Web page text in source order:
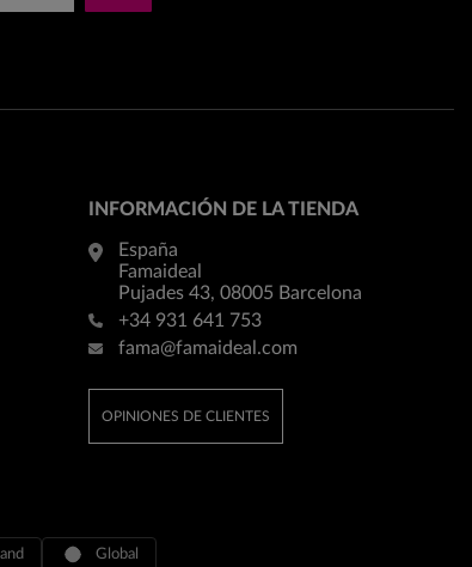
INFORMACIÓN DE LA TIENDA
España
Famaideal
Pujades 43, 08005 Barcelona
+34 931 641 753
fama@famaideal.com
OPINIONES DE CLIENTES
Global